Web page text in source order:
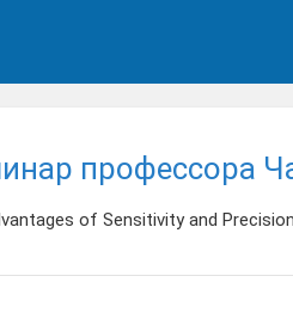
профессора
of Sensitivity and